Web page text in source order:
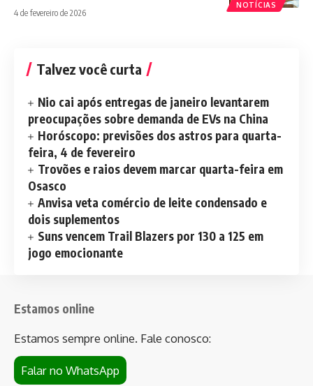
NOTÍCIAS
4 de fevereiro de 2026
Talvez você curta
Nio cai após entregas de janeiro levantarem
preocupações sobre demanda de EVs na China
Horóscopo: previsões dos astros para quarta-
feira, 4 de fevereiro
Trovões e raios devem marcar quarta-feira em
Osasco
Anvisa veta comércio de leite condensado e
dois suplementos
Suns vencem Trail Blazers por 130 a 125 em
jogo emocionante
Estamos online
Estamos sempre online. Fale conosco:
Falar no WhatsApp